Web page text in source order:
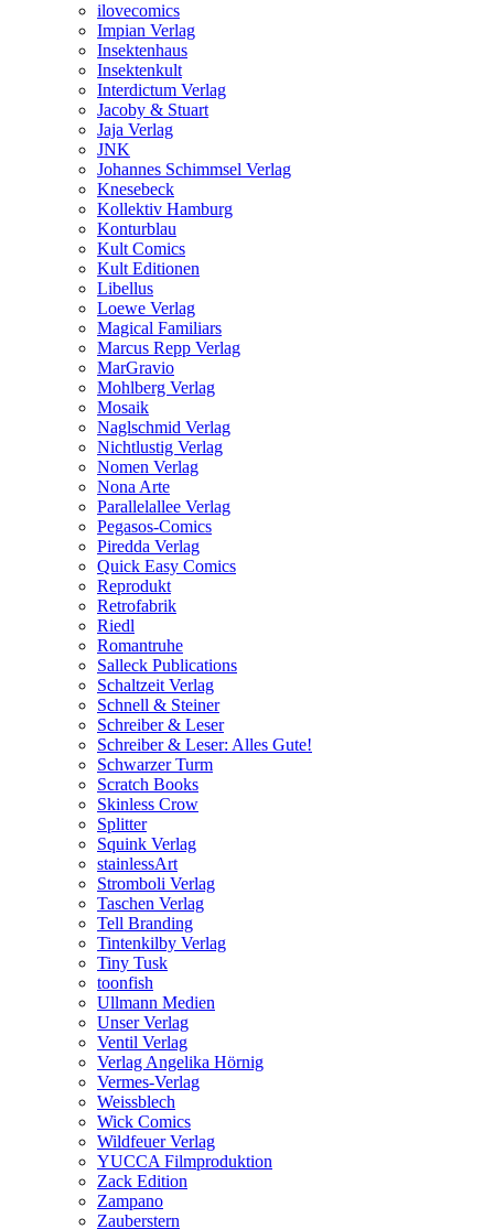
ilovecomics
Impian Verlag
Insektenhaus
Insektenkult
Interdictum Verlag
Jacoby & Stuart
Jaja Verlag
JNK
Johannes Schimmsel Verlag
Knesebeck
Kollektiv Hamburg
Konturblau
Kult Comics
Kult Editionen
Libellus
Loewe Verlag
Magical Familiars
Marcus Repp Verlag
MarGravio
Mohlberg Verlag
Mosaik
Naglschmid Verlag
Nichtlustig Verlag
Nomen Verlag
Nona Arte
Parallelallee Verlag
Pegasos-Comics
Piredda Verlag
Quick Easy Comics
Reprodukt
Retrofabrik
Riedl
Romantruhe
Salleck Publications
Schaltzeit Verlag
Schnell & Steiner
Schreiber & Leser
Schreiber & Leser: Alles Gute!
Schwarzer Turm
Scratch Books
Skinless Crow
Splitter
Squink Verlag
stainlessArt
Stromboli Verlag
Taschen Verlag
Tell Branding
Tintenkilby Verlag
Tiny Tusk
toonfish
Ullmann Medien
Unser Verlag
Ventil Verlag
Verlag Angelika Hörnig
Vermes-Verlag
Weissblech
Wick Comics
Wildfeuer Verlag
YUCCA Filmproduktion
Zack Edition
Zampano
Zauberstern